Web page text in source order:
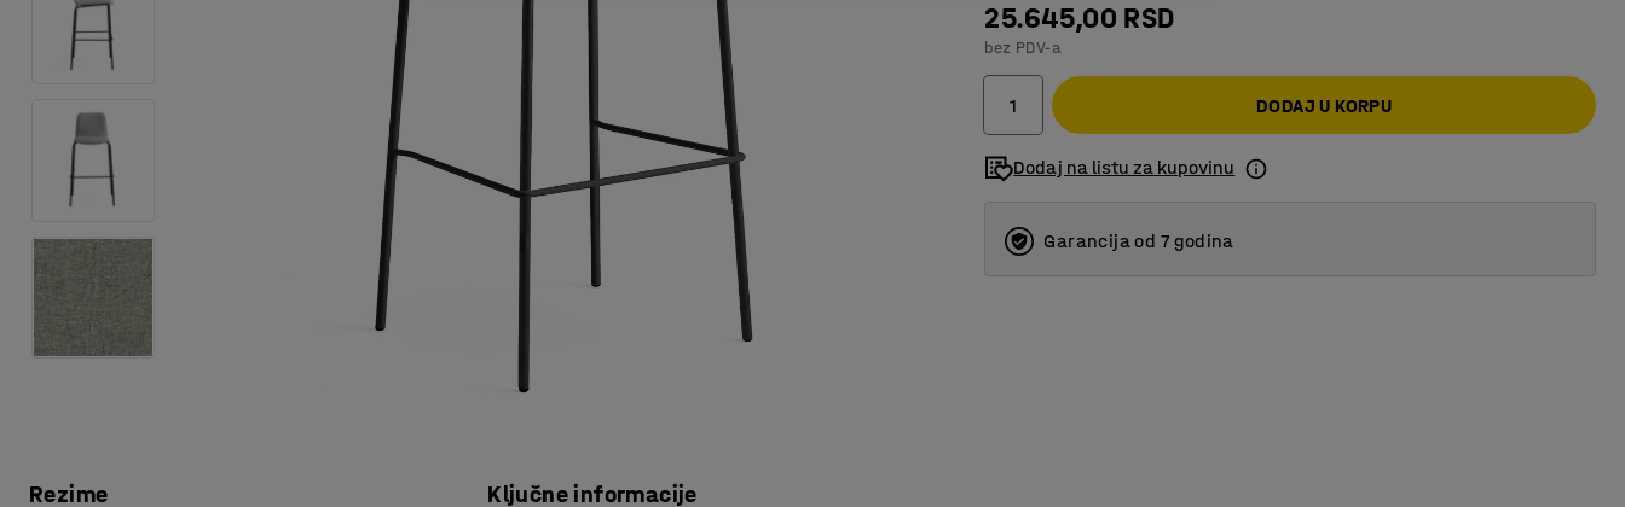
Rezime Ključne informacije
25.645,00 RSD
bez PDV-a
DODAJ U KORPU
Dodaj na listu za kupovinu
Garancija od 7 godina